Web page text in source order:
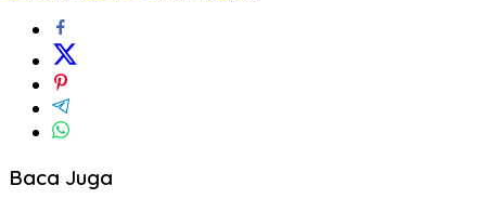
Baca Juga